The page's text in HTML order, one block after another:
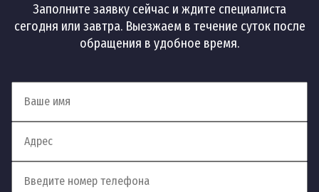
Заполните заявку сейчас и ждите специалиста
сегодня или завтра. Выезжаем в течение суток после
обращения в удобное время.